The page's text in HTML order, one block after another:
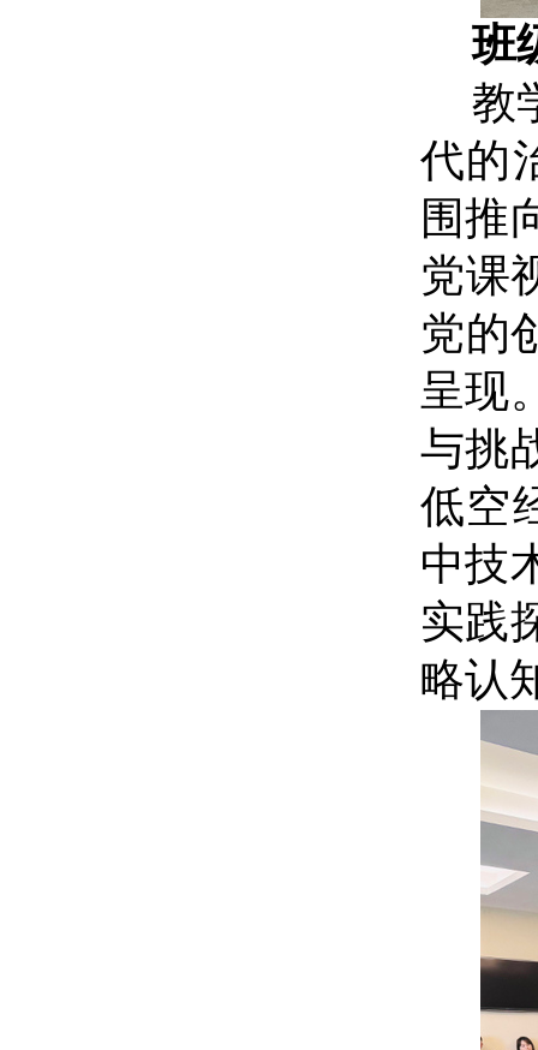
班
教
代的
围推
党课
党的
呈现
与挑
低空
中技
实践
略认